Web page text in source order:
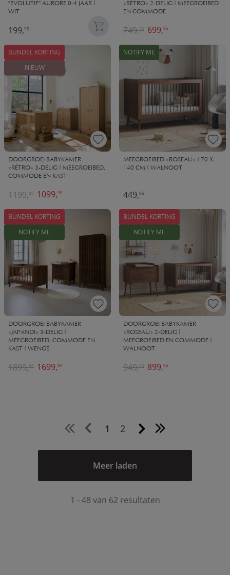
"EVOLUTIF" AURORE 0-4 JAAR |
WIT
199,95
«RÉTRO» 2-DELIG | MEEGROEIBED
EN COMMODE
699,95
749,90
BUNDEL KORTING
NIEUW
DOORGROEI BABYKAMER
«RÉTRO» 3-DELIG | MEEGROEIBED,
COMMODE EN KAST
1099,95
1199,85
NOTIFY ME
MEEGROEIBED «ROSEAU» | 70 X
140 CM | WALNOOT
449,95
BUNDEL KORTING
NOTIFY ME
DOORGROEI BABYKAMER
«JAPANDI» 3-DELIG |
MEEGROEIBED, COMMODE EN
KAST | WENGE
1699,94
1899,85
BUNDEL KORTING
NOTIFY ME
DOORGROEI BABYKAMER
«ROSEAU» 2-DELIG |
MEEGROEIBED EN COMMODE |
WALNOOT
899,95
949,90
1 2
Meer laden
1 - 48 van 62 resultaten